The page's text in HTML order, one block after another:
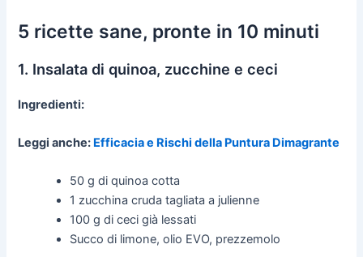
5 ricette sane, pronte in 10 minuti
1. Insalata di quinoa, zucchine e ceci
Ingredienti:
Leggi anche: Efficacia e Rischi della Puntura Dimagrante
50 g di quinoa cotta
1 zucchina cruda tagliata a julienne
100 g di ceci già lessati
Succo di limone, olio EVO, prezzemolo